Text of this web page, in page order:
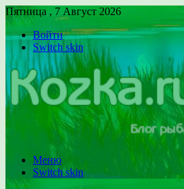
Пятница , 7 Август 2026
Войти
Switch skin
Меню
Switch skin